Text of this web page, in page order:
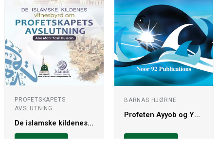
PROFETSKAPETS
AVSLUTNING
De islamske kildenes vitnesbyrd om profetskapets avslutning
BARNAS HJØRNE
Profeten Ayyob og Yonos